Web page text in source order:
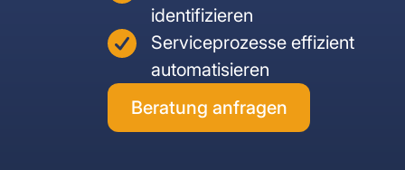
Mannshohe Drehkreuze
ELEKT. SCHLIESSSYSTEME
identifizieren
Serviceprozesse effizient
automatisieren
Beratung anfragen